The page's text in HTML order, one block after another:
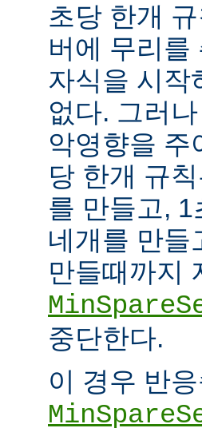
초당 한개
버에 무리를
자식을 시작
없다. 그러
악영향을 주
당 한개 규
를 만들고,
네개를 만들
만들때까지
중단한다.
이 경우 반